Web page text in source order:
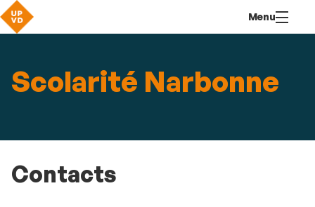
contenu
Menu
Scolarité Narbonne
Contacts